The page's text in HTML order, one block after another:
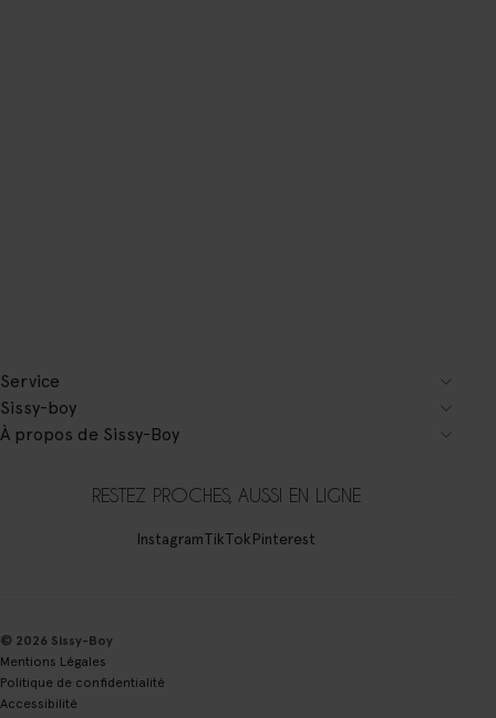
Service
Sissy-boy
À propos de Sissy-Boy
RESTEZ PROCHES, AUSSI EN LIGNE
InstagramTikTokPinterest
© 2026 Sissy-Boy
Mentions Légales
Politique de confidentialité
Accessibilité